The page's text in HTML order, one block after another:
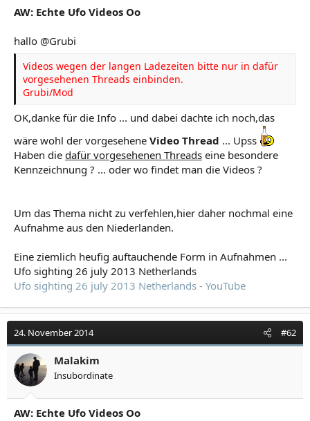
AW: Echte Ufo Videos Oo
hallo @Grubi
Videos wegen der langen Ladezeiten bitte nur in dafür
vorgesehenen Threads einbinden.
Grubi/Mod
OK,danke für die Info ... und dabei dachte ich noch,das
wäre wohl der vorgesehene Video Thread ... Upss
Haben die dafür vorgesehenen Threads eine besondere
Kennzeichnung ? ... oder wo findet man die Videos ?
Um das Thema nicht zu verfehlen,hier daher nochmal eine
Aufnahme aus den Niederlanden.
Eine ziemlich heufig auftauchende Form in Aufnahmen ...
Ufo sighting 26 july 2013 Netherlands
Ufo sighting 26 july 2013 Netherlands - YouTube
24. November 2014 #62
Malakim
Insubordinate
AW: Echte Ufo Videos Oo